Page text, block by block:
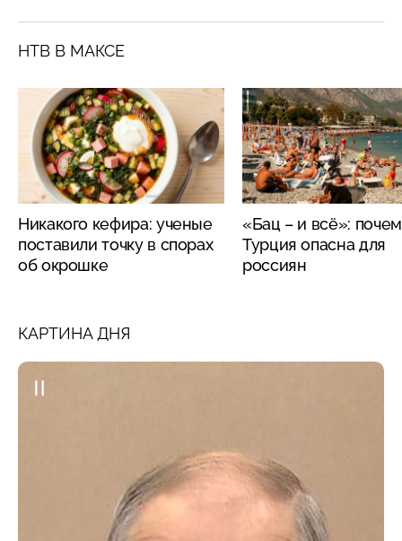
НТВ В МАКСЕ
Никакого кефира: ученые
поставили точку в спорах
об окрошке
«Бац – и всё»:
Турция опасна для
россиян
КАРТИНА ДНЯ